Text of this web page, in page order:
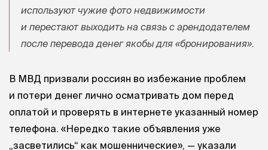
используют чужие фото недвижимости
и перестают выходить на связь с арендодателем
после перевода денег якобы для «бронирования».
В МВД призвали россиян во избежание проблем
и потери денег лично осматривать дом перед
оплатой и проверять в интернете указанный номер
телефона. «Нередко такие объявления уже
„засветились“ как мошеннические», — указали